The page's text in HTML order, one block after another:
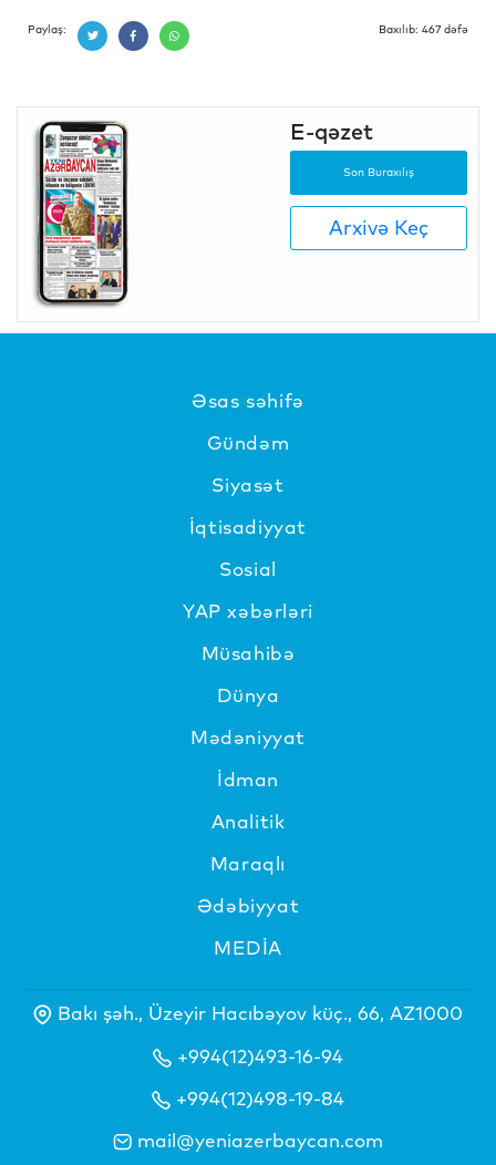
Paylaş: Baxılıb: 467 dəfə
E-qəzet
Son Buraxılış
Arxivə Keç
Əsas səhifə
Gündəm
Siyasət
İqtisadiyyat
Sosial
YAP xəbərləri
Müsahibə
Dünya
Mədəniyyat
İdman
Analitik
Maraqlı
Ədəbiyyat
MEDİA
Bakı şəh., Üzeyir Hacıbəyov küç., 66, AZ1000
+994(12)493-16-94
+994(12)498-19-84
mail@yeniazerbaycan.com